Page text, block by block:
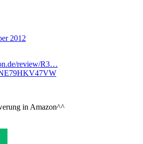
2012
review/R3…
in Amazon^^